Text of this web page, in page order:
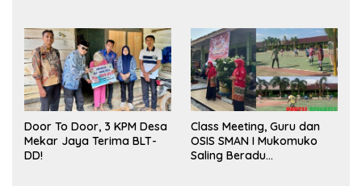
Door To Door, 3 KPM Desa
Mekar Jaya Terima BLT-
DD!
Class Meeting, Guru dan
OSIS SMAN I Mukomuko
Saling Beradu